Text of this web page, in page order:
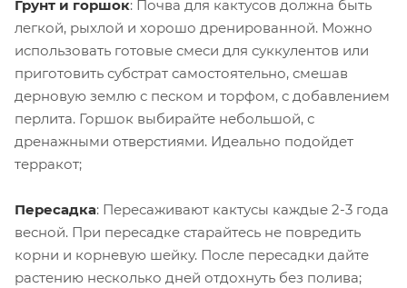
Грунт и горшок: Почва для кактусов должна быть
легкой, рыхлой и хорошо дренированной. Можно
использовать готовые смеси для суккулентов или
приготовить субстрат самостоятельно, смешав
дерновую землю с песком и торфом, с добавлением
перлита. Горшок выбирайте небольшой, с
дренажными отверстиями. Идеально подойдет
терракот;
Пересадка: Пересаживают кактусы каждые 2-3 года
весной. При пересадке старайтесь не повредить
корни и корневую шейку. После пересадки дайте
растению несколько дней отдохнуть без полива;